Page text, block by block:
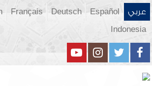
عربي Español
Deutsch
Français
Indonesia